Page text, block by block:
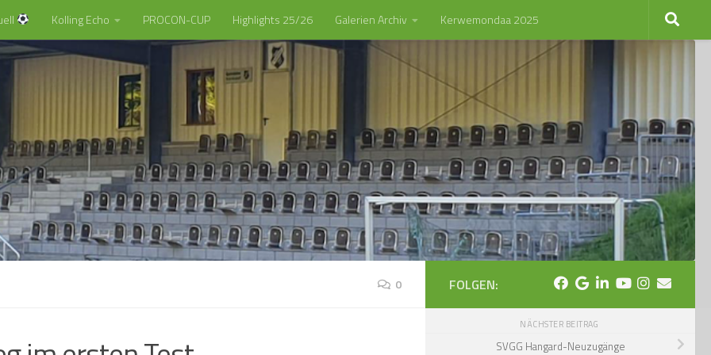
Kolling Echo PROCON-CUP Highlights 25/26 Galerien Archiv Kerwemondaa 2025
0 FOLGEN:
NÄCHSTER BEITRAG
SVGG Hangard-Neuzugänge